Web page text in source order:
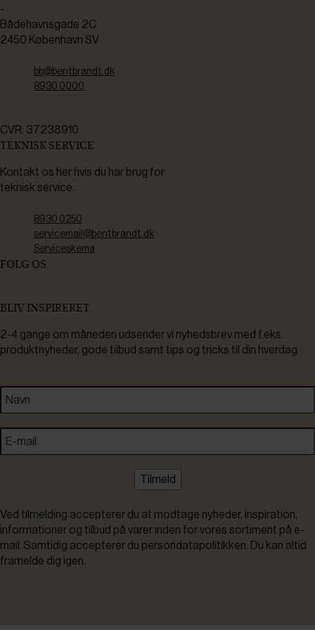
-
Bådehavnsgade 2C
2450 København SV
bb@bentbrandt.dk
8930 0000
CVR: 37238910
TEKNISK SERVICE
Kontakt os her hvis du har brug for
teknisk service.
8930 0250
servicemail@bentbrandt.dk
Serviceskema
FØLG OS
BLIV INSPIRERET
2-4 gange om måneden udsender vi nyhedsbrev med f.eks.
produktnyheder, gode tilbud samt tips og tricks til din hverdag.
Tilmeld
Ved tilmelding accepterer du at modtage nyheder, inspiration,
informationer og tilbud på varer inden for vores sortiment på e-
mail. Samtidig accepterer du persondatapolitikken. Du kan altid
framelde dig igen.